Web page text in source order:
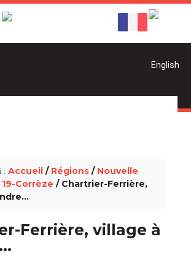
:Accueil / Régions / Nouvelle
19-Corrèze / Chartrier-Ferrière,
Ferrière, village à